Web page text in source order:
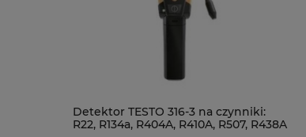
Detektor TESTO 316-3 na czynniki:
R22, R134a, R404A, R410A, R507, R438A